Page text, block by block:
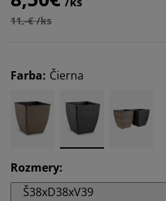
11,-€ /ks
Farba: Čierna
Rozmery:
Š38xD38xV39